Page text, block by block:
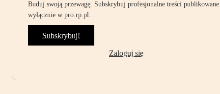
Buduj swoją przewagę. Subskrybuj profesjonalne treści publikowane
wyłącznie w pro.rp.pl.
Subskrybuj!
Zaloguj się